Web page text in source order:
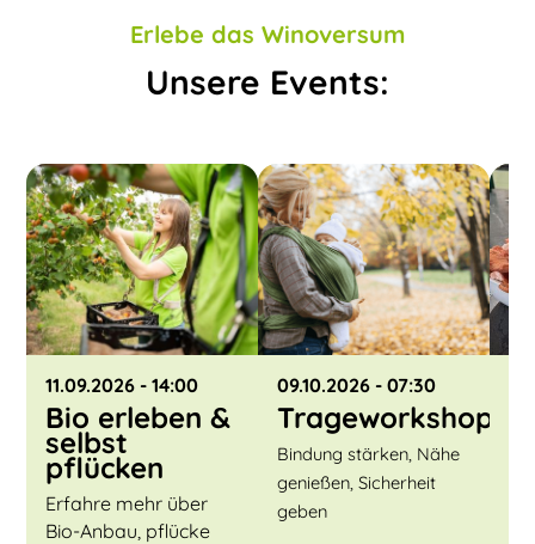
Erlebe das Winoversum
Unsere Events:
11.09.2026 - 14:00
Bio erleben &
selbst
pflücken
Erfahre mehr über
Bio-Anbau, pflücke
09.10.2026 - 07:30
Trageworkshop
Bindung stärken, Nähe
genießen, Sicherheit
geben